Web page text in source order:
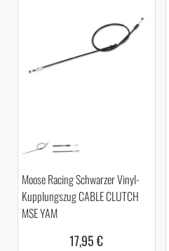
Moose Racing Schwarzer Vinyl-
Kupplungszug CABLE CLUTCH
MSE YAM
17,95 €